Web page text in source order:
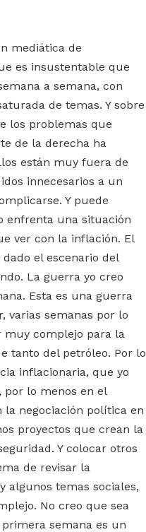
mediática de
es insustentable que
a semana, con
de temas. Y sobre
los problemas que
de la derecha ha
están muy fuera de
innecesarios a un
Y puede
enfrenta una situación
ver con la inflación. El
el escenario del
La guerra yo creo
Esta es una guerra
varias semanas por lo
muy complejo para la
tanto del petróleo. Por lo
inflacionaria, que yo
por lo menos en el
la negociación política en
proyectos que crean la
Y colocar otros
de revisar la
algunos temas sociales,
No creo que sea
semana es un